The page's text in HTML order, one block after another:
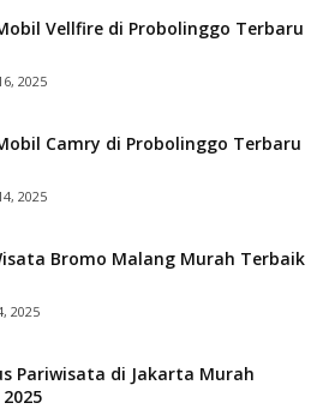
Vellfire di Probolinggo Terbaru
2025
Camry di Probolinggo Terbaru
2025
Bromo Malang Murah Terbaik
2025
Pariwisata di Jakarta Murah